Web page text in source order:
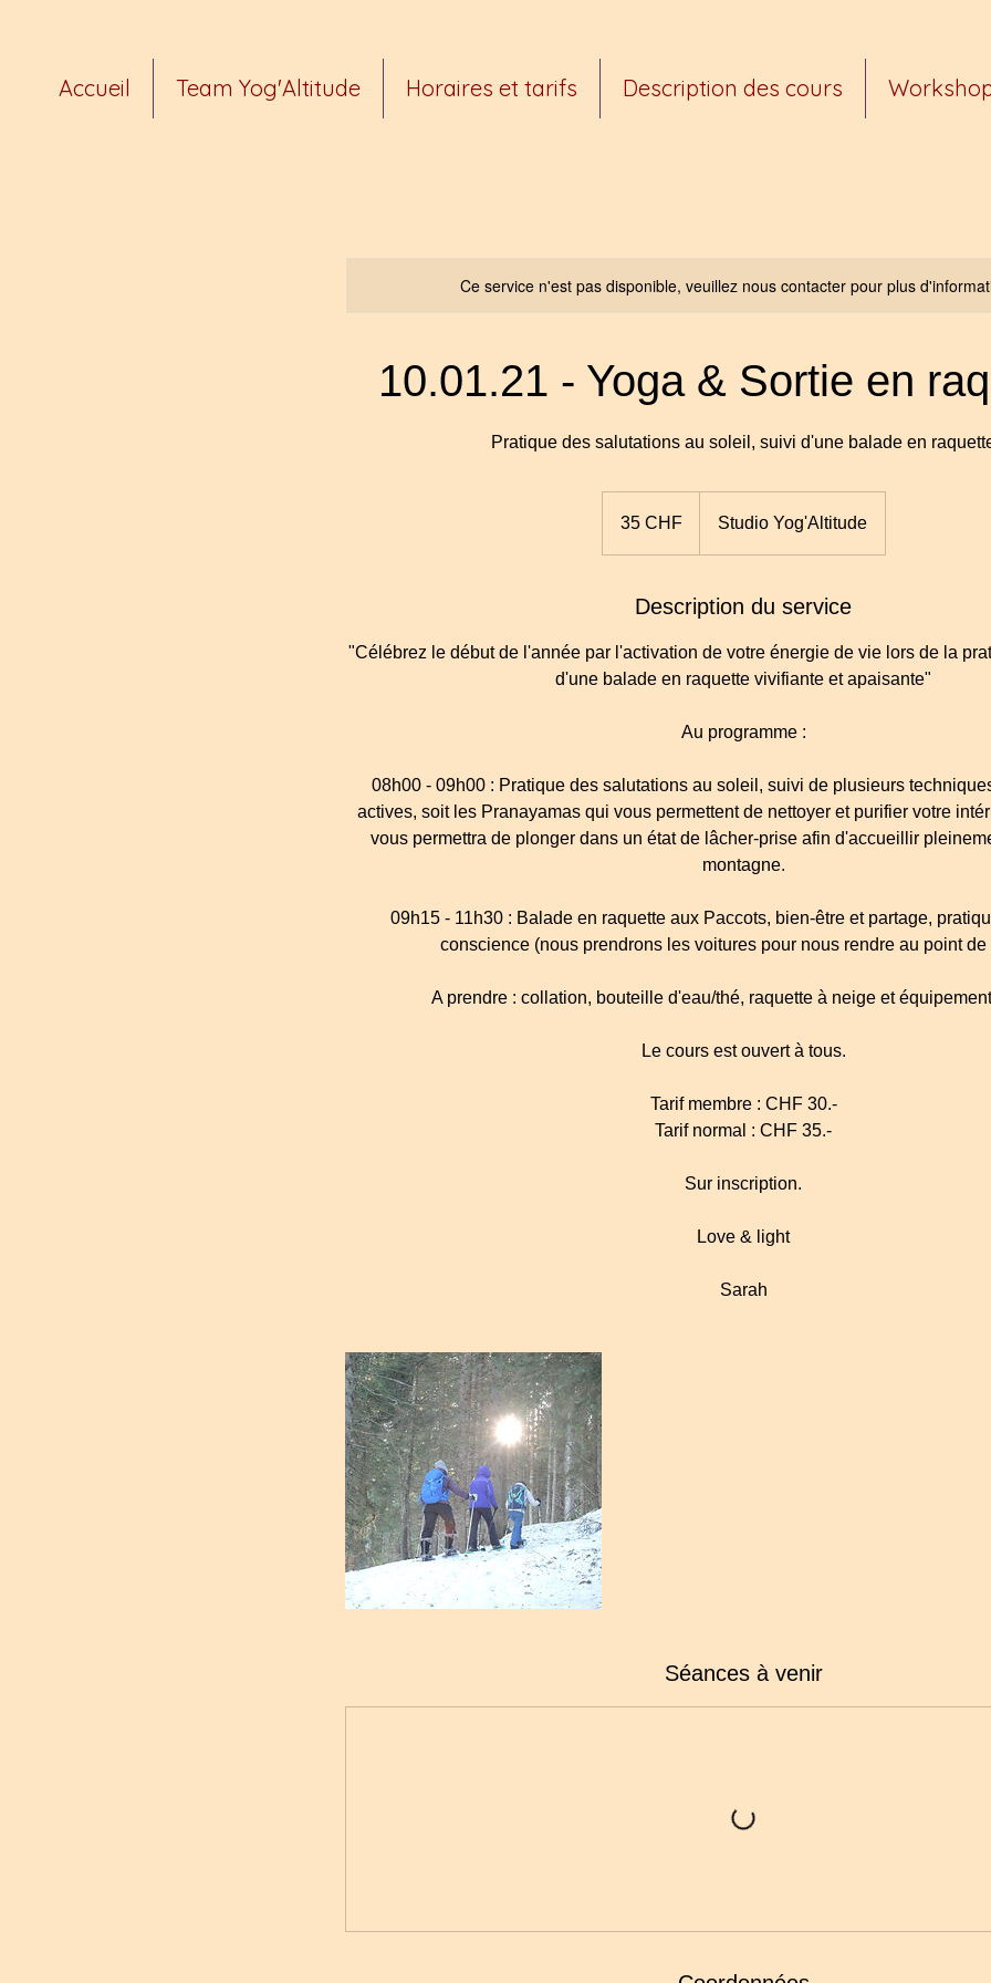
Accueil Team Yog'Altitude Horaires et tarifs Description des cours
Ce service n'est pas disponible, veuillez nous contacter pour plus
10.01.21 - Yoga & Sortie en
Pratique des salutations au soleil, suivi d'une balade en
suisses
35 CHF Studio Yog'Altitude
Description du service
"Célébrez le début de l'année par l'activation de votre énergie de vie lors de la
d'une balade en raquette vivifiante et apaisante"
Au programme :
08h00 - 09h00 : Pratique des salutations au soleil, suivi de plusieurs
actives, soit les Pranayamas qui vous permettent de nettoyer et purifier votre
vous permettra de plonger dans un état de lâcher-prise afin d'accueillir
montagne.
09h15 - 11h30 : Balade en raquette aux Paccots, bien-être et partage,
conscience (nous prendrons les voitures pour nous rendre au point de
A prendre : collation, bouteille d'eau/thé, raquette à neige et
Le cours est ouvert à tous.
Tarif membre : CHF 30.-
Tarif normal : CHF 35.-
Sur inscription.
Love & light
Sarah
Séances à venir